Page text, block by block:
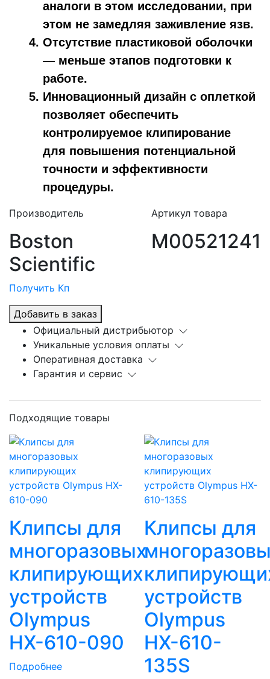
аналоги в этом исследовании, при
этом не замедляя заживление язв.
Отсутствие пластиковой оболочки
— меньше этапов подготовки к
работе.
Инновационный дизайн с оплеткой
позволяет обеспечить
контролируемое клипирование
для повышения потенциальной
точности и эффективности
процедуры.
Производитель
Boston
Scientific
Артикул товара
M00521241
Получить Кп
Добавить в заказ
Официальный дистрибьютор
Уникальные условия оплаты
Оперативная доставка
Гарантия и сервис
Подходящие товары
Клипсы для
многоразовых
клипирующих
устройств
Olympus
HX-610-090
Подробнее
Клипсы для
устройств
Olympus
HX-610-
135S